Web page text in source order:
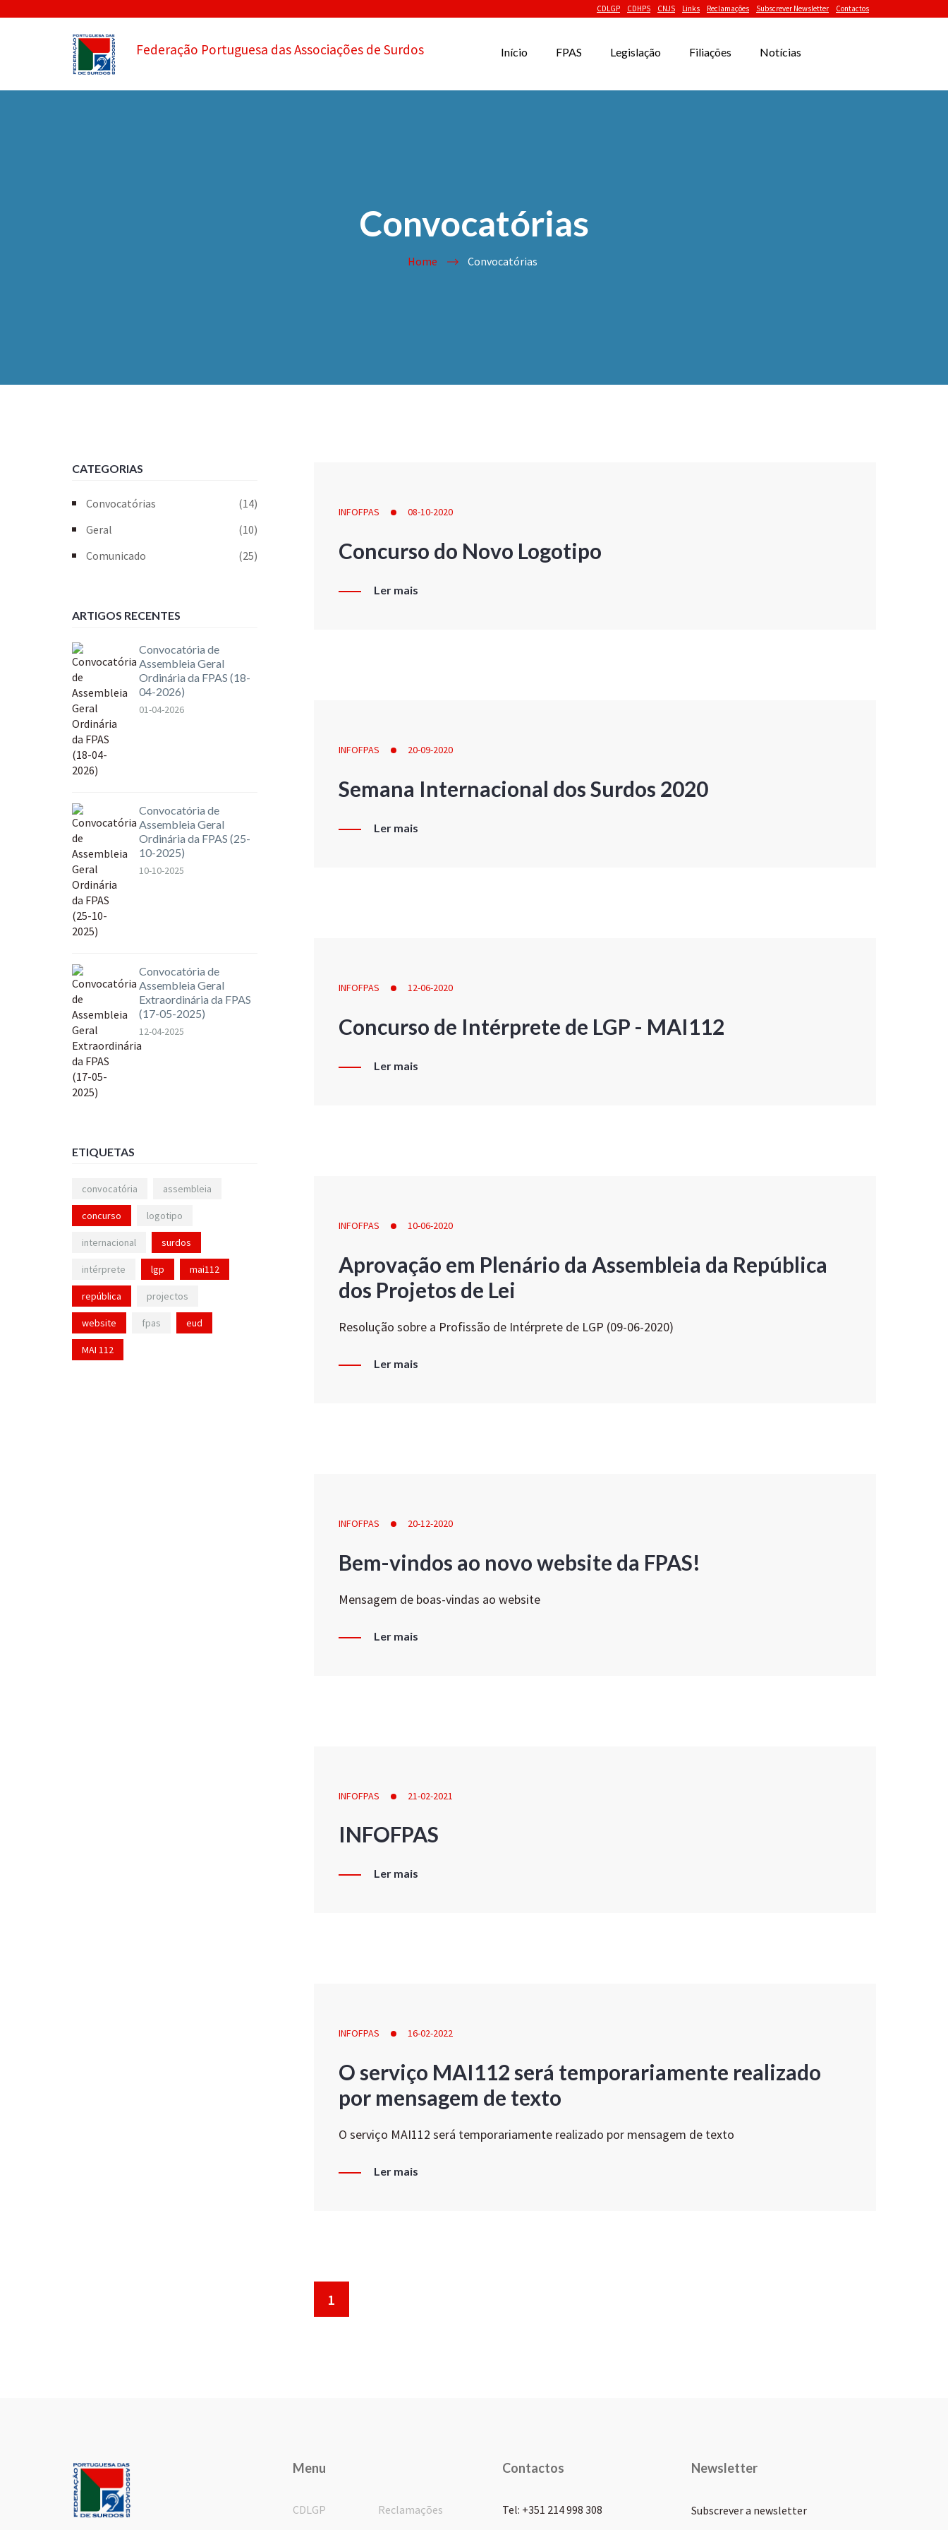
CDLGP CDHPS CNJS Links Reclamações Subscrever Newsletter Contactos
Federação Portuguesa das Associações de Surdos Início FPAS Legislação Filiações Notícias
Convocatórias
Home Convocatórias
INFOFPAS 08-10-2020
Concurso do Novo Logotipo
Ler mais
INFOFPAS 20-09-2020
Semana Internacional dos Surdos 2020
Ler mais
INFOFPAS 12-06-2020
Concurso de Intérprete de LGP - MAI112
Ler mais
INFOFPAS 10-06-2020
Aprovação em Plenário da Assembleia da República
dos Projetos de Lei
Resolução sobre a Profissão de Intérprete de LGP (09-06-2020)
Ler mais
INFOFPAS 20-12-2020
Bem-vindos ao novo website da FPAS!
Mensagem de boas-vindas ao website
Ler mais
INFOFPAS 21-02-2021
INFOFPAS
Ler mais
INFOFPAS 16-02-2022
O serviço MAI112 será temporariamente realizado
por mensagem de texto
O serviço MAI112 será temporariamente realizado por mensagem de texto
Ler mais
1
CATEGORIAS
Convocatórias
(14)
Geral
(10)
Comunicado
(25)
ARTIGOS RECENTES
Convocatória de
Assembleia Geral
Ordinária da FPAS (18-
04-2026)
01-04-2026
Convocatória de
Assembleia Geral
Ordinária da FPAS (25-
10-2025)
10-10-2025
Convocatória de
Assembleia Geral
Extraordinária da FPAS
(17-05-2025)
12-04-2025
ETIQUETAS
convocatória assembleia
concurso logotipo
internacional surdos
intérprete lgp mai112
república projectos
website fpas eud
MAI 112
Menu
CDLGP
Reclamações
Contactos
Tel: +351 214 998 308
Newsletter
Subscrever a newsletter